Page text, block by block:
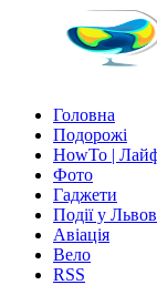
Головна
Подорожі
HowTo |
Фото
Гаджети
Події у
Авіація
Вело
RSS